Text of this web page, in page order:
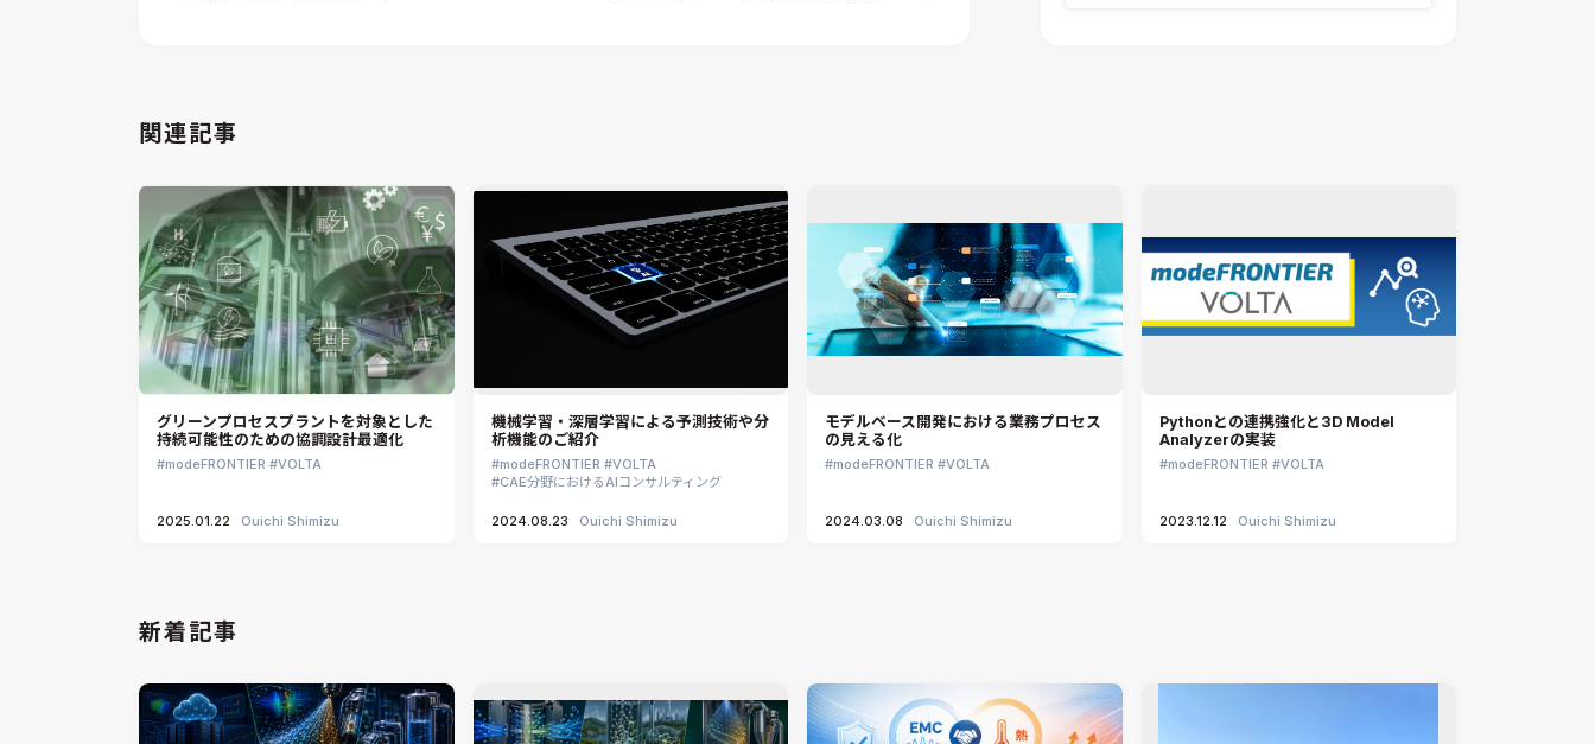
MBDプロセス構築コンサルティング
CAEエンジニアリングコンサルティング
音響設計
CAE分野におけるAIコンサルティング
CONVERGE
iconCFD
SIMULIA Abaqus Unified FEA
Simcenter Flotherm
Simcenter Flotherm XT
DEMITASNX
Simcenter 3D Acoustics
CATIA V5 Analysis
ennovaCFD
MpCCI
関連記事
グリーンプロセスプラントを対象とした
持続可能性のための協調設計最適化
modeFRONTIER VOLTA
2025.01.22 Ouichi Shimizu
機械学習・深層学習による予測技術や分
析機能のご紹介
modeFRONTIER
VOLTA
CAE分野におけるAIコンサルティング
2024.08.23 Ouichi Shimizu
モデルベース開発における業務プロセス
の見える化
modeFRONTIER VOLTA
2024.03.08 Ouichi Shimizu
Pythonとの連携強化と3D Model
Analyzerの実装
modeFRONTIER VOLTA
2023.12.12 Ouichi Shimizu
新着記事